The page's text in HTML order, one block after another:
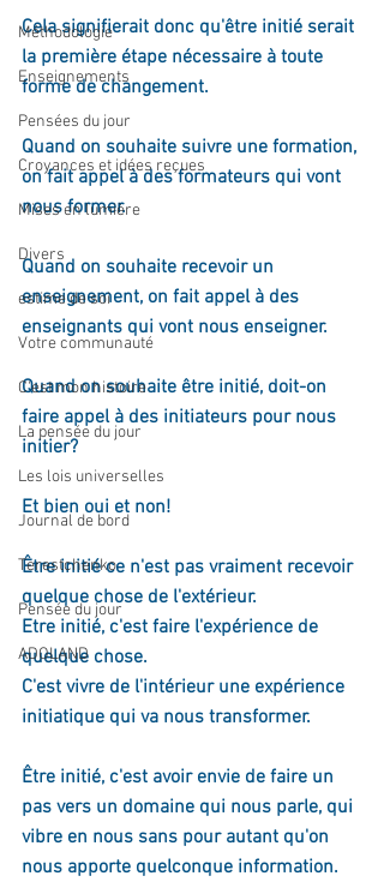
Méthodologie
Enseignements
Pensées du jour
Croyances et idées reçues
Mises en lumière
Divers
estime de soi
Votre communauté
C'est mon histoire
La pensée du jour
Les lois universelles
Journal de bord
Terestchenko
Pensée du jour
ADOLAND
Cela signifierait donc qu'être initié serait
la première étape nécessaire à toute
forme de changement.
Quand on souhaite suivre une formation,
on fait appel à des formateurs qui vont
nous former.
Quand on souhaite recevoir un
enseignement, on fait appel à des
enseignants qui vont nous enseigner.
Quand on souhaite être initié, doit-on
faire appel à des initiateurs pour nous
initier?
Et bien oui et non!
Être initié ce n'est pas vraiment recevoir
quelque chose de l'extérieur.
Etre initié, c'est faire l'expérience de
quelque chose.
C'est vivre de l'intérieur une expérience
initiatique qui va nous transformer.
Être initié, c'est avoir envie de faire un
pas vers un domaine qui nous parle, qui
vibre en nous sans pour autant qu'on
nous apporte quelconque information.